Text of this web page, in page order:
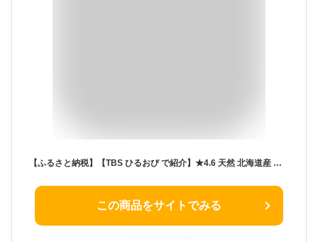
【ふるさと納税】【TBS ひるおび で紹介】★4.6 天然 北海道産 極寒ぶり ぶりしゃぶ セット 200g~400g ふるさと納税 魚 しゃぶしゃぶ 海鮮 北海道 ブリ 鰤 ぶり 北海道産 寒ブリ 寒ぶり ブリしゃぶ 海鮮しゃぶしゃぶ 鍋 ギフト 刺身 さしみ 人気 ランキング 白糠町
この商品をサイトでみる